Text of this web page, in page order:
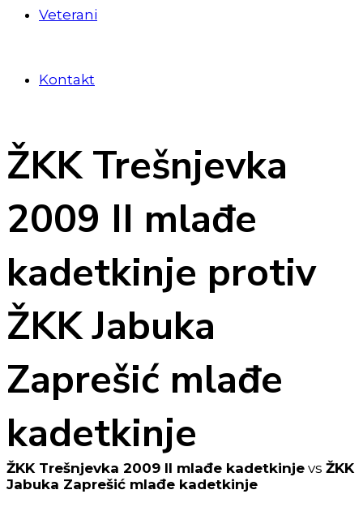
Veterani
Kontakt
ŽKK Trešnjevka
2009 II mlađe
kadetkinje protiv
ŽKK Jabuka
Zaprešić mlađe
kadetkinje
ŽKK Trešnjevka 2009 II mlađe kadetkinje vs ŽKK
Jabuka Zaprešić mlađe kadetkinje